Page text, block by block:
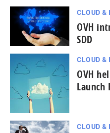
CLOUD &
OVH
SDD
CLOUD &
OVH
Launch
CLOUD &